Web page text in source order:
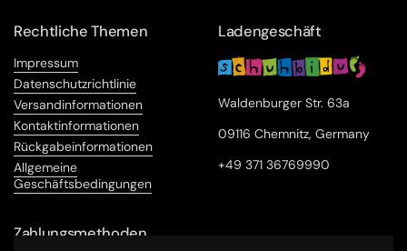
Rechtliche Themen
Impressum
Datenschutzrichtlinie
Versandinformationen
Kontaktinformationen
Rückgabeinformationen
Allgemeine
Geschäftsbedingungen
Ladengeschäft
Waldenburger Str. 63a
09116 Chemnitz, Germany
+49 371 36769990
Zahlungsmethoden